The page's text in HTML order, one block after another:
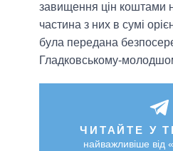
завищення цін коштами
частина з них в сумі
була передана
Гладковському-
ЧИТАЙТЕ У
найважливіше від